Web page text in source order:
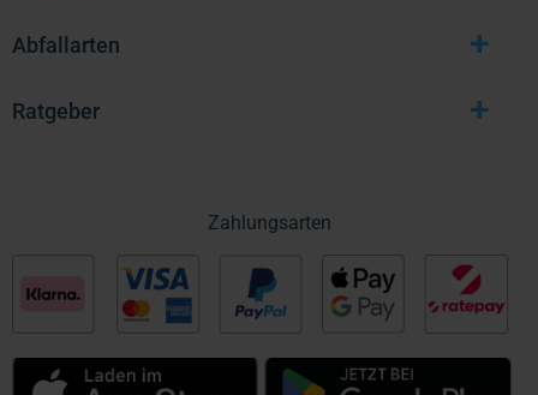
Abfallarten +
Ratgeber +
Zahlungsarten